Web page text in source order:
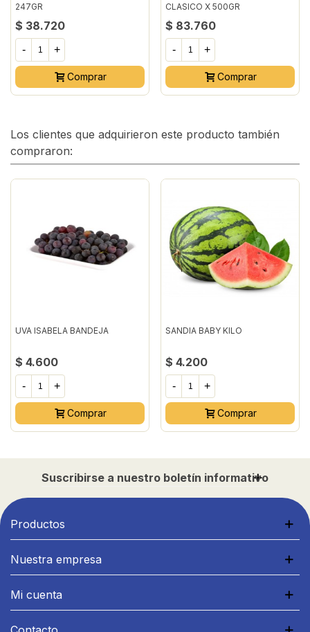
247GR
$ 38.720
- +
Comprar
CLASICO X 500GR
$ 83.760
- +
Comprar
Los clientes que adquirieron este producto también
compraron:
UVA ISABELA BANDEJA
$ 4.600
- +
Comprar
SANDIA BABY KILO
$ 4.200
- +
Comprar
Suscribirse a nuestro boletín informativo
Productos
Nuestra empresa
Mi cuenta